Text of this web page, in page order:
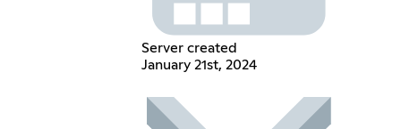
Server created
January 21st, 2024